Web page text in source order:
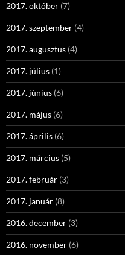
2017. október (7)
2017. szeptember (4)
2017. augusztus (4)
2017. július (1)
2017. június (6)
2017. május (6)
2017. április (6)
2017. március (5)
2017. február (3)
2017. január (8)
2016. december (3)
2016. november (6)